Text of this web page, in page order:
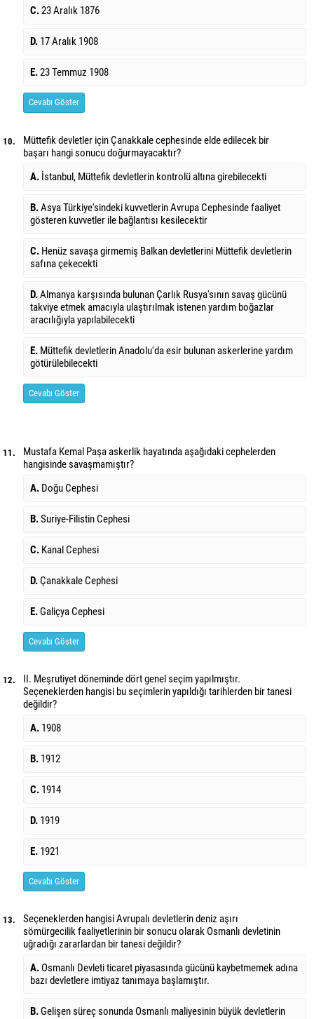
C.23 Aralık 1876
D. 17 Aralık 1908
E.23 Temmuz 1908
Cevabı Göster
10.
Müttefik devletler için Çanakkale cephesinde elde edilecek bir
başarı hangi sonucu doğurmayacaktır?
A. İstanbul, Müttefik devletlerin kontrolü altına girebilecekti
B.Asya Türkiye'sindeki kuvvetlerin Avrupa Cephesinde faaliyet
gösteren kuvvetler ile bağlantısı kesilecektir
C. Henüz savaşa girmemiş Balkan devletlerini Müttefik devletlerin
safına çekecekti
D.Almanya karşısında bulunan Çarlık Rusya'sının savaş gücünü
takviye etmek amacıyla ulaştırılmak istenen yardım boğazlar
aracılığıyla yapılabilecekti
E. Müttefik devletlerin Anadolu'da esir bulunan askerlerine yardım
götürülebilecekti
Cevabı Göster
11.
Mustafa Kemal Paşa askerlik hayatında aşağıdaki cephelerden
hangisinde savaşmamıştır?
A. Doğu Cephesi
B.Suriye-Filistin Cephesi
C. Kanal Cephesi
D.Çanakkale Cephesi
E.Galiçya Cephesi
Cevabı Göster
12.
II. Meşrutiyet döneminde dört genel seçim yapılmıştır.
Seçeneklerden hangisi bu seçimlerin yapıldığı tarihlerden bir tanesi
değildir?
A. 1908
B. 1912
C. 1914
D. 1919
E. 1921
Cevabı Göster
13.
Seçeneklerden hangisi Avrupalı devletlerin deniz aşırı
sömürgecilik faaliyetlerinin bir sonucu olarak Osmanlı devletinin
uğradığı zararlardan bir tanesi değildir?
A. Osmanlı Devleti ticaret piyasasında gücünü kaybetmemek adına
bazı devletlere imtiyaz tanımaya başlamıştır.
B.Gelişen süreç sonunda Osmanlı maliyesinin büyük devletlerin